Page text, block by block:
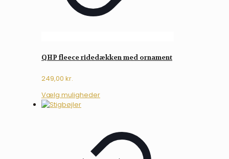
QHP fleece ridedækken med ornament
249,00 kr.
Vælg mulighederDette
varianter.
Mulighederne
kan